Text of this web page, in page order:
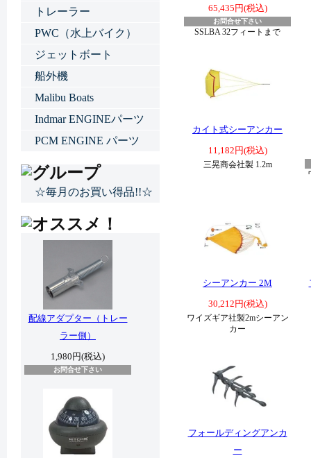
65,435円(税込)
お問合せ下さい
SSLBA 32フィートまで
カイト式シーアンカー
11,182円(税込)
三晃商会社製 1.2m
シーアンカー 2M
30,212円(税込)
ワイズギア社製2mシーアン
カー
フォールディングアンカ
ー
トレーラー
PWC（水上バイク）
ジェットボート
船外機
Malibu Boats
Indmar ENGINEパーツ
PCM ENGINE パーツ
☆毎月のお買い得品!!☆
配線アダプター（トレー
ラー側）
1,980円(税込)
お問合せ下さい